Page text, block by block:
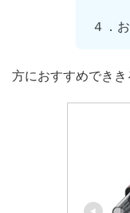
４．
方におすすめできき